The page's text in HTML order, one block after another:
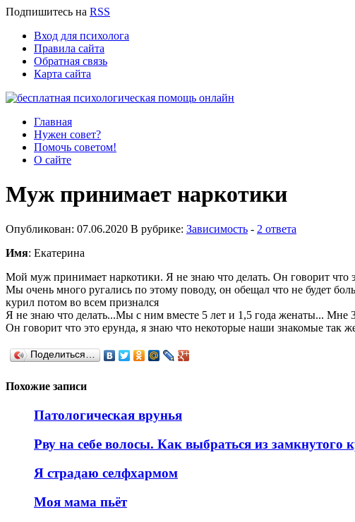
Подпишитесь на RSS
Вход для психолога
Правила сайта
Обратная связь
Карта сайта
Главная
Нужен совет?
Помочь советом!
О сайте
Муж принимает наркотики
Опубликован: 07.06.2020 В рубрике: Зависимость - 2 ответа
Имя: Екатерина
Мой муж принимает наркотики. Я не знаю что делать. Он говорит что
Мы очень много ругались по этому поводу, он обещал что не будет
курил потом во всем признался
Я не знаю что делать...Мы с ним вместе 5 лет и 1,5 года женаты... Мне
Он говорит что это ерунда, я знаю что некоторые наши знакомые так
Поделиться…
Похожие записи
Патологическая врунья
Рву на себе волосы. Как выбраться из замкнутого
Я страдаю селфхармом
Моя мама пьёт